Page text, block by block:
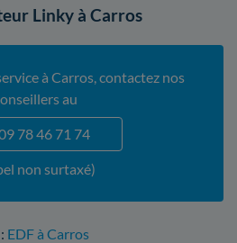
Linky à Carros
à Carros, contactez nos
au
78 46 71 74
non surtaxé)
EDF à Carros